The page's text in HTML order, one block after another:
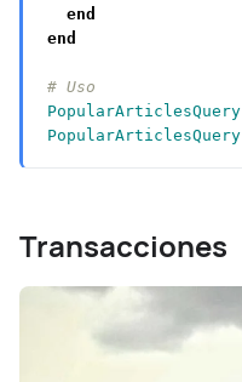
end
end
# Uso
PopularArticlesQuery
PopularArticlesQuery
Transacciones